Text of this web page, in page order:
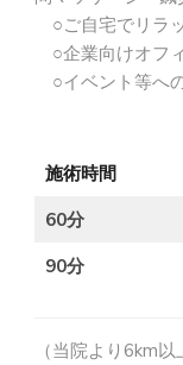
○ご自宅でリラ
○企業向けオフ
○イベント等へ
施術時間
60分
90分
（当院より6km